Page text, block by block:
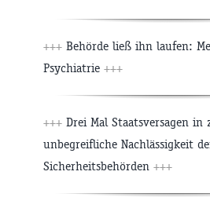
+++ Behörde ließ ihn laufen:
Psychiatrie +++
+++ Drei Mal Staatsversagen in
unbegreifliche Nachlässigkeit
Sicherheitsbehörden +++